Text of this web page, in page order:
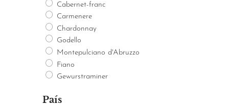
Cabernet-franc
Carmenere
Chardonnay
Godello
Montepulciano d'Abruzzo
Fiano
Gewurstraminer
País